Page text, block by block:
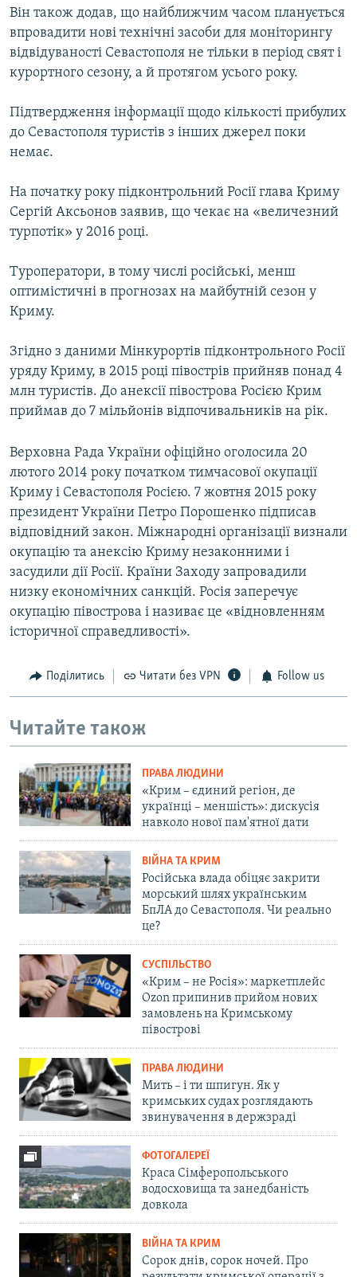
Він також додав, що найближчим часом планується
впровадити нові технічні засоби для моніторингу
відвідуваності Севастополя не тільки в період свят і
курортного сезону, а й протягом усього року.
Підтвердження інформації щодо кількості прибулих
до Севастополя туристів з інших джерел поки
немає.
На початку року підконтрольний Росії глава Криму
Сергій Аксьонов заявив, що чекає на «величезний
турпотік» у 2016 році.
Туроператори, в тому числі російські, менш
оптимістичні в прогнозах на майбутній сезон у
Криму.
Згідно з даними Мінкурортів підконтрольного Росії
уряду Криму, в 2015 році півострів прийняв понад 4
млн туристів. До анексії півострова Росією Крим
приймав до 7 мільйонів відпочивальників на рік.
Верховна Рада України офіційно оголосила 20
лютого 2014 року початком тимчасової окупації
Криму і Севастополя Росією. 7 жовтня 2015 року
президент України Петро Порошенко підписав
відповідний закон. Міжнародні організації визнали
окупацію та анексію Криму незаконними і
засудили дії Росії. Країни Заходу запровадили
низку економічних санкцій. Росія заперечує
окупацію півострова і називає це «відновленням
історичної справедливості».
Поділитись Читати без VPN Follow us
Читайте також
ПРАВА ЛЮДИНИ
«Крим – єдиний регіон, де
українці – меншість»: дискусія
навколо нової пам'ятної дати
ВІЙНА ТА КРИМ
Російська влада обіцяє закрити
морський шлях українським
БпЛА до Севастополя. Чи реально
це?
СУСПІЛЬСТВО
«Крим – не Росія»: маркетплейс
Ozon припинив прийом нових
замовлень на Кримському
півострові
ПРАВА ЛЮДИНИ
Мить – і ти шпигун. Як у
кримських судах розглядають
звинувачення в держзраді
ФОТОГАЛЕРЕЇ
Краса Сімферопольського
водосховища та занедбаність
довкола
ВІЙНА ТА КРИМ
Сорок днів, сорок ночей. Про